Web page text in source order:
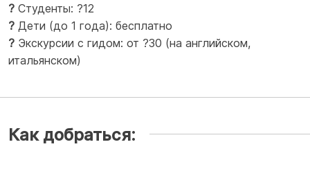
? Студенты: ?12
? Дети (до 1 года): бесплатно
? Экскурсии с гидом: от ?30 (на английском,
итальянском)
Как добраться: